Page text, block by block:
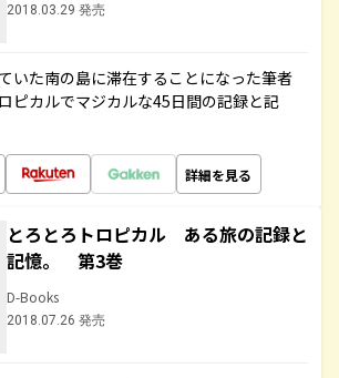
2018.03.29 発売
いた南の島に滞在することになった筆者
ピカルでマジカルな45日間の記録と記
詳細を見る
とろとろトロピカル ある旅の記録と
記憶。 第3巻
D-Books
2018.07.26 発売